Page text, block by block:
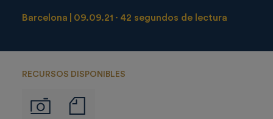
Barcelona 09.09.21 42 segundos de lectura
RECURSOS DISPONIBLES
Imágenes
de